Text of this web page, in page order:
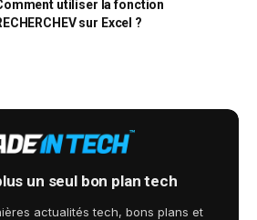
utiliser la fonction
sur Excel ?
un seul bon plan tech
actualités tech, bons plans et